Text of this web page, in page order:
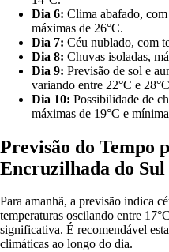
Dia 6: Clima abafado,
máximas de 26°C.
Dia 7: Céu nublado, com
Dia 8: Chuvas isoladas,
Dia 9: Previsão de sol e
variando entre 22°C e
Dia 10: Possibilidade de
máximas de 19°C e
Previsão do Tempo
Encruzilhada do Sul
Para amanhã, a previsão indica
temperaturas oscilando entre
significativa. É recomendável
climáticas ao longo do dia.